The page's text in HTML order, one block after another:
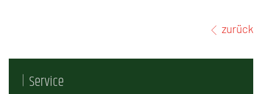
zurück
Service